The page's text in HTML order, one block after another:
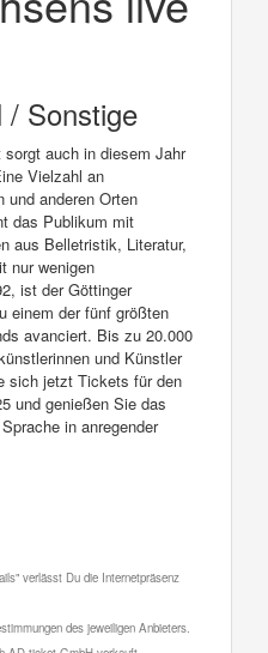
/ Sonstige
sorgt auch in diesem Jahr
Vielzahl an
und anderen Orten
das Publikum mit
aus Belletristik, Literatur,
nur wenigen
ist der Göttinger
einem der fünf größten
avanciert. Bis zu 20.000
und Künstler
sich jetzt Tickets für den
und genießen Sie das
in anregender
verlässt Du die Internetpräsenz
des jeweiligen Anbieters.